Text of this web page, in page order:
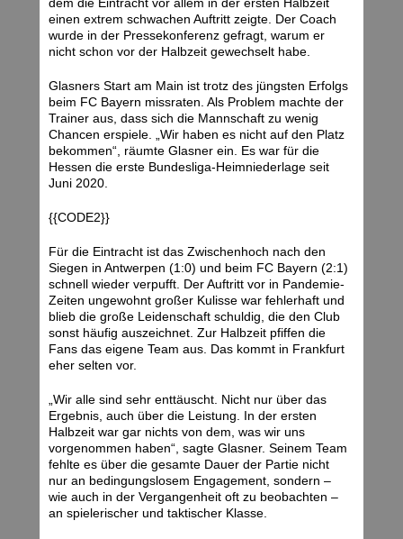
einen extrem schwachen Auftritt zeigte. Der Coach
wurde in der Pressekonferenz gefragt, warum er
nicht schon vor der Halbzeit gewechselt habe.
Glasners Start am Main ist trotz des jüngsten Erfolgs
beim FC Bayern missraten. Als Problem machte der
Trainer aus, dass sich die Mannschaft zu wenig
Chancen erspiele. „Wir haben es nicht auf den Platz
bekommen“, räumte Glasner ein. Es war für die
Hessen die erste Bundesliga-Heimniederlage seit
Juni 2020.
{{CODE2}}
Für die Eintracht ist das Zwischenhoch nach den
Siegen in Antwerpen (1:0) und beim FC Bayern (2:1)
schnell wieder verpufft. Der Auftritt vor in Pandemie-
Zeiten ungewohnt großer Kulisse war fehlerhaft und
blieb die große Leidenschaft schuldig, die den Club
sonst häufig auszeichnet. Zur Halbzeit pfiffen die
Fans das eigene Team aus. Das kommt in Frankfurt
eher selten vor.
„Wir alle sind sehr enttäuscht. Nicht nur über das
Ergebnis, auch über die Leistung. In der ersten
Halbzeit war gar nichts von dem, was wir uns
vorgenommen haben“, sagte Glasner. Seinem Team
fehlte es über die gesamte Dauer der Partie nicht
nur an bedingungslosem Engagement, sondern –
wie auch in der Vergangenheit oft zu beobachten –
an spielerischer und taktischer Klasse.